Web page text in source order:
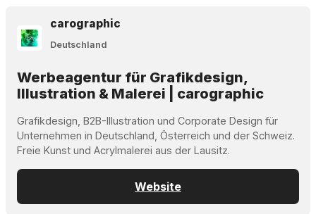
carographic
Deutschland
Werbeagentur für Grafikdesign,
Illustration & Malerei | carographic
Grafikdesign, B2B-Illustration und Corporate Design für
Unternehmen in Deutschland, Österreich und der Schweiz.
Freie Kunst und Acrylmalerei aus der Lausitz.
Website